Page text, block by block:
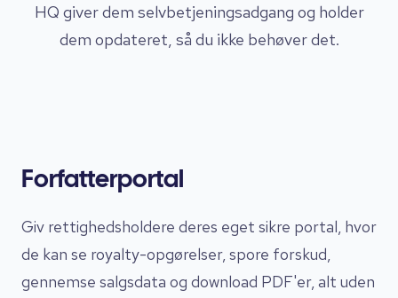
HQ giver dem selvbetjeningsadgang og holder
dem opdateret, så du ikke behøver det.
Forfatterportal
Giv rettighedsholdere deres eget sikre portal, hvor
de kan se royalty-opgørelser, spore forskud,
gennemse salgsdata og download PDF'er, alt uden